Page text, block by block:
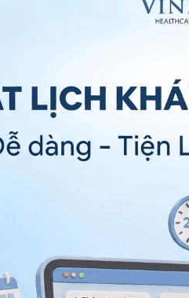
Y tế Vinmec để được tư
bấm số
tự động trên ứng dụng My
dụng.